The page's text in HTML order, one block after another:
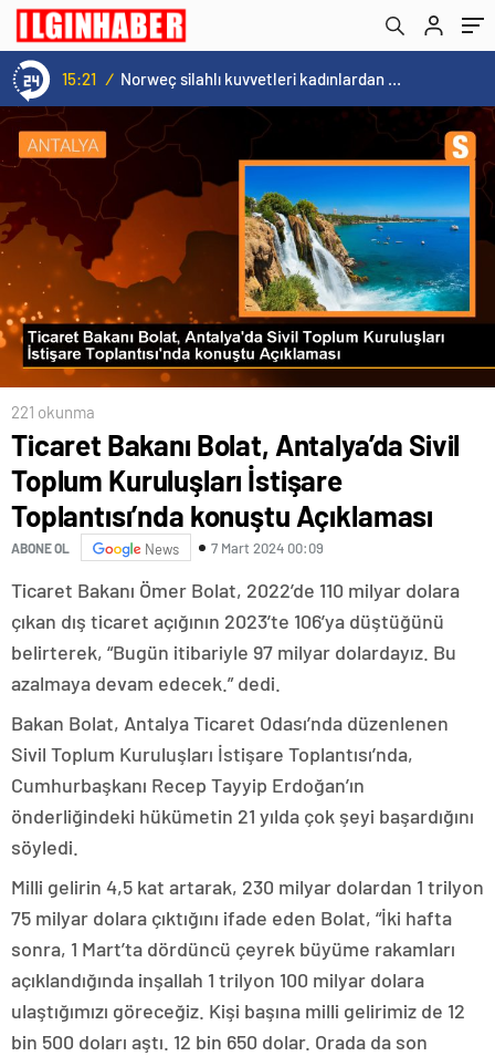
15:21 / Norweç silahlı kuvvetleri kadınlardan oluşan özel kuvvetler eğitimlerini başlattı.
Açıklaması
221 okunma
Ticaret Bakanı Bolat, Antalya’da Sivil
Toplum Kuruluşları İstişare
Toplantısı’nda konuştu Açıklaması
ABONE OL News 7 Mart 2024 00:09
Ticaret Bakanı Ömer Bolat, 2022’de 110 milyar dolara
çıkan dış ticaret açığının 2023’te 106’ya düştüğünü
belirterek, “Bugün itibariyle 97 milyar dolardayız. Bu
azalmaya devam edecek.” dedi.
Bakan Bolat, Antalya Ticaret Odası’nda düzenlenen
Sivil Toplum Kuruluşları İstişare Toplantısı’nda,
Cumhurbaşkanı Recep Tayyip Erdoğan’ın
önderliğindeki hükümetin 21 yılda çok şeyi başardığını
söyledi.
Milli gelirin 4,5 kat artarak, 230 milyar dolardan 1 trilyon
75 milyar dolara çıktığını ifade eden Bolat, “İki hafta
sonra, 1 Mart’ta dördüncü çeyrek büyüme rakamları
açıklandığında inşallah 1 trilyon 100 milyar dolara
ulaştığımızı göreceğiz. Kişi başına milli gelirimiz de 12
bin 500 doları aştı. 12 bin 650 dolar. Orada da son